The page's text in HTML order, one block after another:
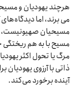
هرچند یهودیان و
می برند، اما
مسیحیان صهیونیست،
مسیح با به هم
مرگ یا تحول اکثر
ذاتی با آرزوی
آینده برخورد می‌کند.